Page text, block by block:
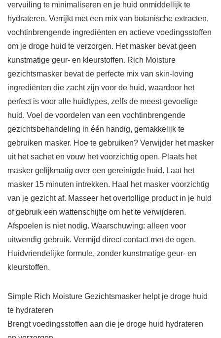
vervuiling te minimaliseren en je huid onmiddellijk te
hydrateren. Verrijkt met een mix van botanische extracten,
vochtinbrengende ingrediënten en actieve voedingsstoffen
om je droge huid te verzorgen. Het masker bevat geen
kunstmatige geur- en kleurstoffen. Rich Moisture
gezichtsmasker bevat de perfecte mix van skin-loving
ingrediënten die zacht zijn voor de huid, waardoor het
perfect is voor alle huidtypes, zelfs de meest gevoelige
huid. Voel de voordelen van een vochtinbrengende
gezichtsbehandeling in één handig, gemakkelijk te
gebruiken masker. Hoe te gebruiken? Verwijder het masker
uit het sachet en vouw het voorzichtig open. Plaats het
masker gelijkmatig over een gereinigde huid. Laat het
masker 15 minuten intrekken. Haal het masker voorzichtig
van je gezicht af. Masseer het overtollige product in je huid
of gebruik een wattenschijfje om het te verwijderen.
Afspoelen is niet nodig. Waarschuwing: alleen voor
uitwendig gebruik. Vermijd direct contact met de ogen.
Huidvriendelijke formule, zonder kunstmatige geur- en
kleurstoffen.
Simple Rich Moisture Gezichtsmasker helpt je droge huid
te hydrateren
Brengt voedingsstoffen aan die je droge huid hydrateren